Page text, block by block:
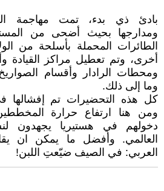
بادئ ذي بدء، تمت مهاجمة
ومدارجها بحيث أضحى من
الطائرات المحملة بأسلحة من
أخرى، وتم تعطيل مراكز القيادة
ومحطات الرادار وأقسام
وما إلى ذلك.
كل هذه التحضيرات تم إفشالها
ومن هنا ارتفاع حرارة
دخولهم في هستيريا يجهدون
العالمي. وأفضل ما يمكن ان
العربي: في الصيف ضيّعتِ اللبن!